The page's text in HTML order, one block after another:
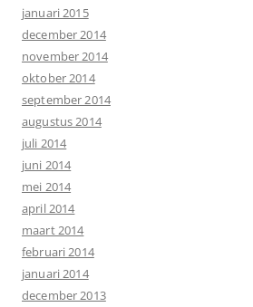
januari 2015
december 2014
november 2014
oktober 2014
september 2014
augustus 2014
juli 2014
juni 2014
mei 2014
april 2014
maart 2014
februari 2014
januari 2014
december 2013